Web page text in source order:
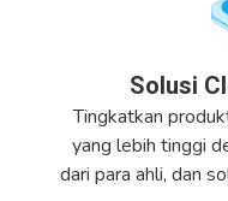
Solusi
Tingkatkan
yang lebih tinggi
dari para ahli, dan